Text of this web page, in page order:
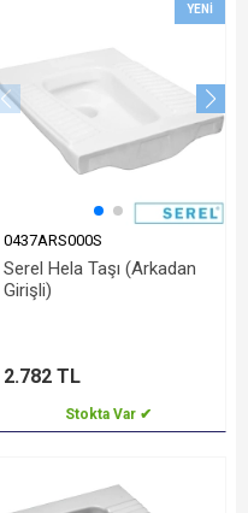
YENI
0437ARS000S
Serel Hela Taşı (Arkadan
Girişli)
2.782 TL
Stokta Var ✔